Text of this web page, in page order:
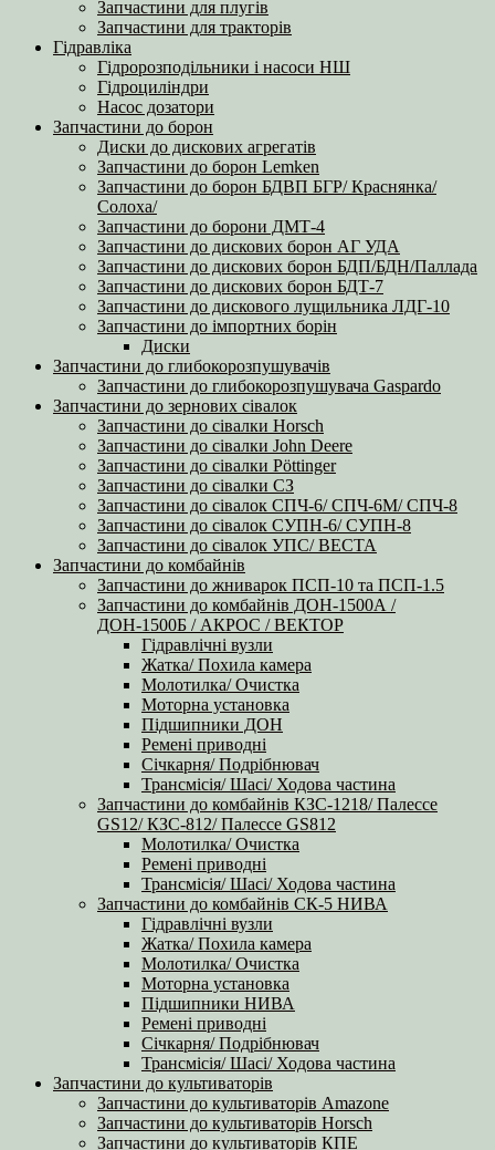
Запчастини для плугів
Запчастини для тракторів
Гідравліка
Гідророзподільники і насоси НШ
Гідроциліндри
Насос дозатори
Запчастини до борон
Диски до дискових агрегатів
Запчастини до борон Lemken
Запчастини до борон БДВП БГР/ Краснянка/
Солоха/
Запчастини до борони ДМТ-4
Запчастини до дискових борон АГ УДА
Запчастини до дискових борон БДП/БДН/Паллада
Запчастини до дискових борон БДТ-7
Запчастини до дискового лущильника ЛДГ-10
Запчастини до імпортних борін
Диски
Запчастини до глибокорозпушувачів
Запчастини до глибокорозпушувача Gaspardo
Запчастини до зернових сівалок
Запчастини до сівалки Horsch
Запчастини до сівалки John Deere
Запчастини до сівалки Pöttinger
Запчастини до сівалки СЗ
Запчастини до сівалок СПЧ-6/ СПЧ-6М/ СПЧ-8
Запчастини до сівалок СУПН-6/ СУПН-8
Запчастини до сівалок УПС/ ВЕСТА
Запчастини до комбайнів
Запчастини до жниварок ПСП-10 та ПСП-1.5
Запчастини до комбайнів ДОН-1500А /
ДОН-1500Б / АКРОС / ВЕКТОР
Гідравлічні вузли
Жатка/ Похила камера
Молотилка/ Очистка
Моторна установка
Підшипники ДОН
Ремені приводні
Січкарня/ Подрібнювач
Трансмісія/ Шасі/ Ходова частина
Запчастини до комбайнів КЗС-1218/ Палессе
GS12/ КЗС-812/ Палессе GS812
Молотилка/ Очистка
Ремені приводні
Трансмісія/ Шасі/ Ходова частина
Запчастини до комбайнів СК-5 НИВА
Гідравлічні вузли
Жатка/ Похила камера
Молотилка/ Очистка
Моторна установка
Підшипники НИВА
Ремені приводні
Січкарня/ Подрібнювач
Трансмісія/ Шасі/ Ходова частина
Запчастини до культиваторів
Запчастини до культиваторів Amazone
Запчастини до культиваторів Horsch
Запчастини до культиваторів КПЕ